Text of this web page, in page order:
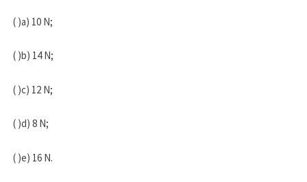
( )a) 10 N;
( )b) 14 N;
( )c) 12 N;
( )d) 8 N;
( )e) 16 N.